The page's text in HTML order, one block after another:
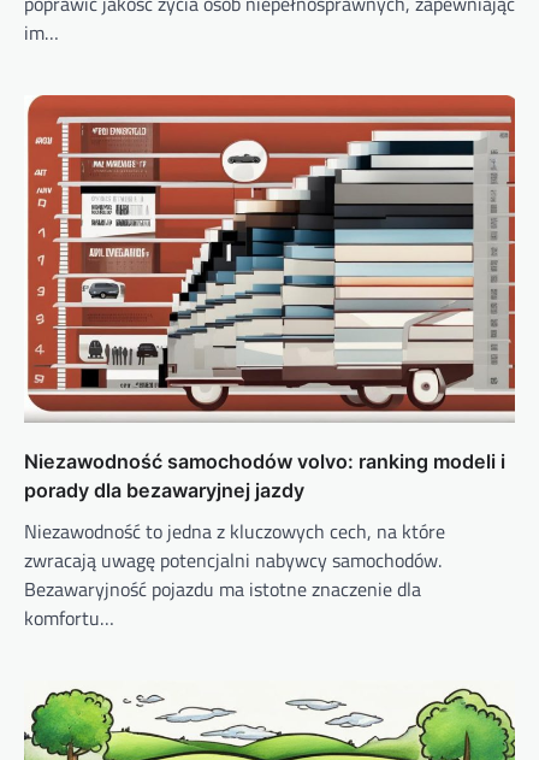
im…
Niezawodność samochodów volvo: ranking modeli i
porady dla bezawaryjnej jazdy
Niezawodność to jedna z kluczowych cech, na które
zwracają uwagę potencjalni nabywcy samochodów.
Bezawaryjność pojazdu ma istotne znaczenie dla
komfortu…